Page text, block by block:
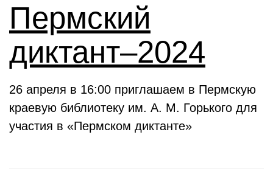
Пермский
диктант–2024
26 апреля в 16:00 приглашаем в Пермскую
краевую библиотеку им. А. М. Горького для
участия в «Пермском диктанте»